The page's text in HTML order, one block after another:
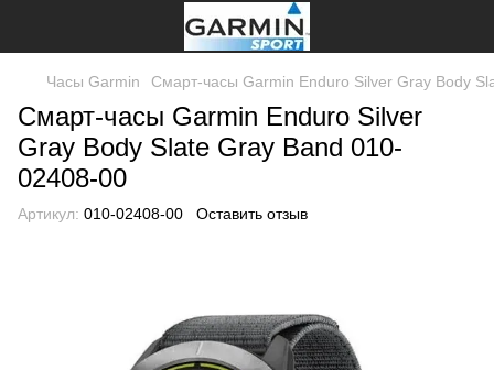
Часы Garmin Смарт-часы Garmin Enduro Silver Gray Body
Смарт-часы Garmin Enduro Silver
Gray Body Slate Gray Band 010-
02408-00
Артикул: 010-02408-00 Оставить отзыв